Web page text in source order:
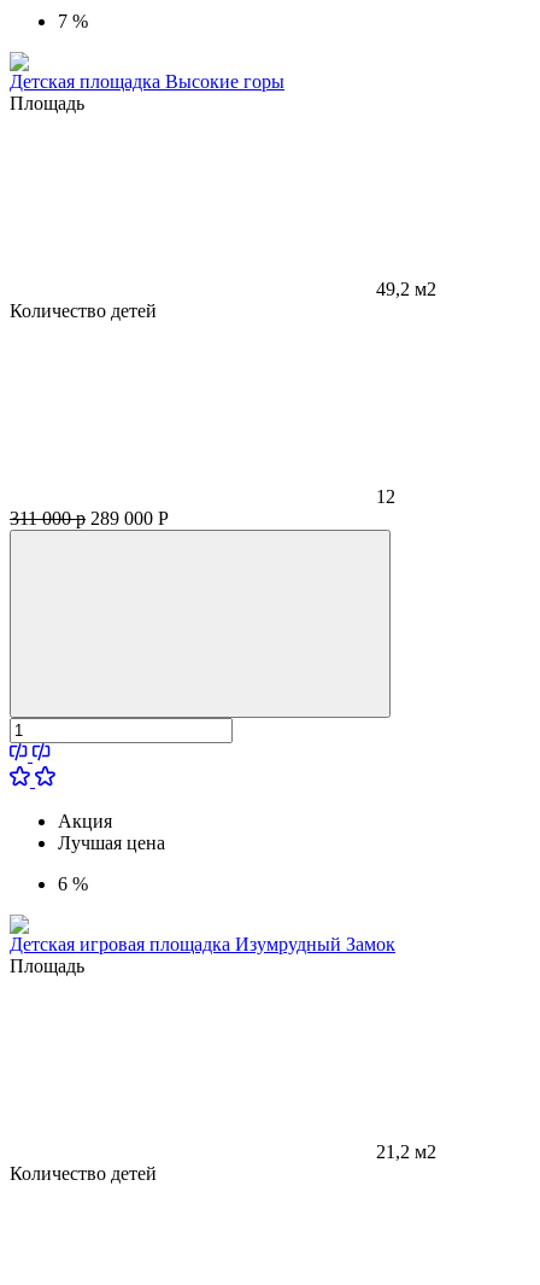
7 %
Детская площадка Высокие горы
Площадь
49,2 м2
Количество детей
12
311 000 р 289 000 Р
Акция
Лучшая цена
6 %
Детская игровая площадка Изумрудный Замок
Площадь
21,2 м2
Количество детей